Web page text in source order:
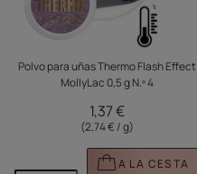
Polvo para uñas Thermo Flash Effect
MollyLac 0,5 g N.º 4
1,37 €
(2,74 € / g)
A LA CESTA